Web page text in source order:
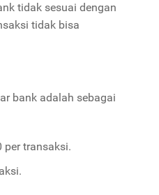
tidak sesuai dengan
tidak bisa
bank adalah sebagai
per transaksi.